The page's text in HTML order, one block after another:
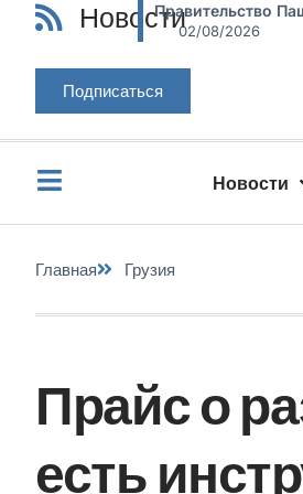
НовостиПравительство
02/08/2026
Подписаться
Новости
Главная Грузия
Прайс о
есть